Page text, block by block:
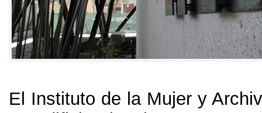
El Instituto de la Mujer y